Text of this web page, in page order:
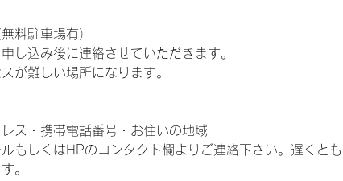
料駐車場有）
し込み後に連絡させていただきます。
が難しい場所になります。
ス・携帯電話番号・お住いの地域
ルもしくはHPのコンタクト欄よりご連絡下さい。遅くと
。